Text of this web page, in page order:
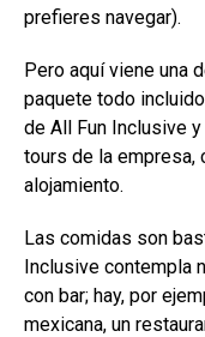
prefieres navegar).
Pero aquí viene una
paquete todo
de All Fun Inclusive
tours de la
alojamiento.
Las comidas son
Inclusive contempla
con bar; hay, por
mexicana, un